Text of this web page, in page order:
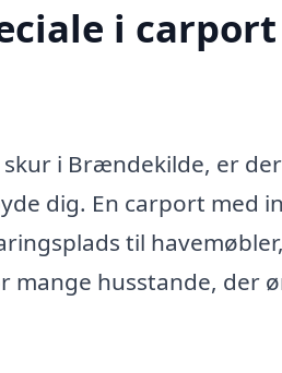
i
i Brændekilde, er
dig. En carport med
til
mange husstande, der